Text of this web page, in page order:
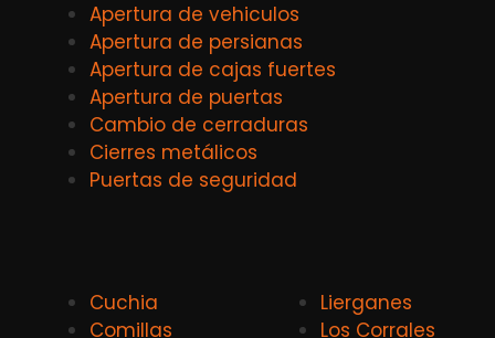
Apertura de vehiculos
Apertura de persianas
Apertura de cajas fuertes
Apertura de puertas
Cambio de cerraduras
Cierres metálicos
Puertas de seguridad
Cuchia
Comillas
Lierganes
Los Corrales